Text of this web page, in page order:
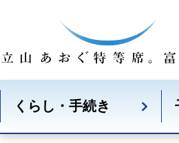
くらし・手続き